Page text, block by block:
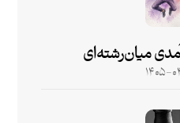
میان‌رشته‌ای
۰۴-۲۸